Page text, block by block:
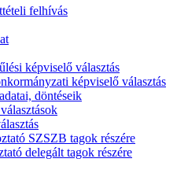
felhívás
képviselő választás
képviselő választás
döntéseik
SZSZB tagok részére
delegált tagok részére